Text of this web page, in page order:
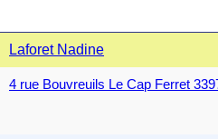
Laforet Nadine
4 rue Bouvreuils Le Cap Ferret